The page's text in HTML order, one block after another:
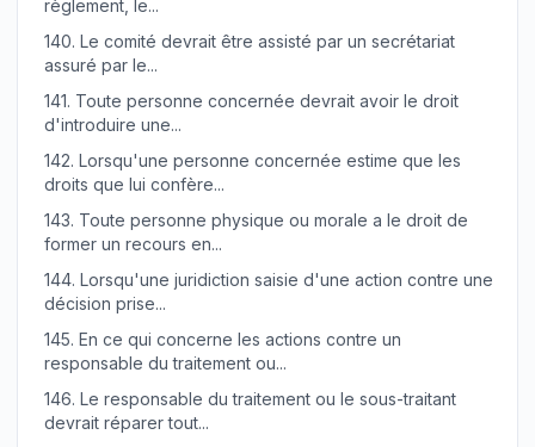
règlement, le...
140. Le comité devrait être assisté par un secrétariat
assuré par le...
141. Toute personne concernée devrait avoir le droit
d'introduire une...
142. Lorsqu'une personne concernée estime que les
droits que lui confère...
143. Toute personne physique ou morale a le droit de
former un recours en...
144. Lorsqu'une juridiction saisie d'une action contre une
décision prise...
145. En ce qui concerne les actions contre un
responsable du traitement ou...
146. Le responsable du traitement ou le sous-traitant
devrait réparer tout...